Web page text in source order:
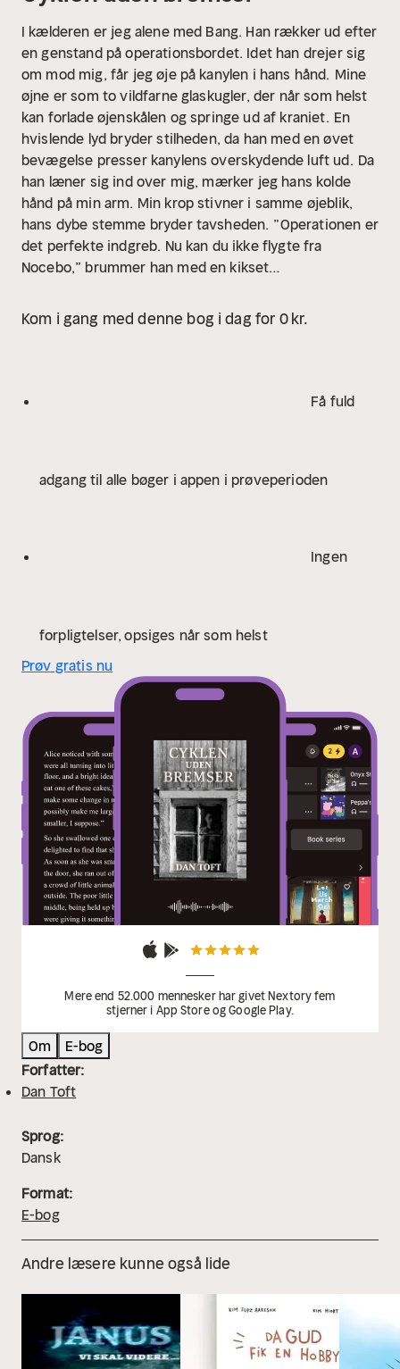
I kælderen er jeg alene med Bang. Han rækker ud efter
en genstand på operationsbordet. Idet han drejer sig
om mod mig, får jeg øje på kanylen i hans hånd. Mine
øjne er som to vildfarne glaskugler, der når som helst
kan forlade øjenskålen og springe ud af kraniet. En
hvislende lyd bryder stilheden, da han med en øvet
bevægelse presser kanylens overskydende luft ud. Da
han læner sig ind over mig, mærker jeg hans kolde
hånd på min arm. Min krop stivner i samme øjeblik,
hans dybe stemme bryder tavsheden. ”Operationen er
det perfekte indgreb. Nu kan du ikke flygte fra
Nocebo,” brummer han med en kikset
fortælling, der skildrer Florian Hearts skæbnesvangre
møde med den visionære, men også kyniske og
inklusionsbegreb.
Dan Toft (f. 1965)
Kom i gang med denne bog i dag for 0 kr.
Få fuld
adgang til alle bøger i appen i prøveperioden
Ingen
forpligtelser, opsiges når som helst
Prøv gratis nu
Mere end 52.000 mennesker har givet Nextory fem
stjerner i App Store og Google Play.
Om
E-bog
Forfatter:
Dan Toft
Sprog:
Dansk
Format:
E-bog
Andre læsere kunne også lide